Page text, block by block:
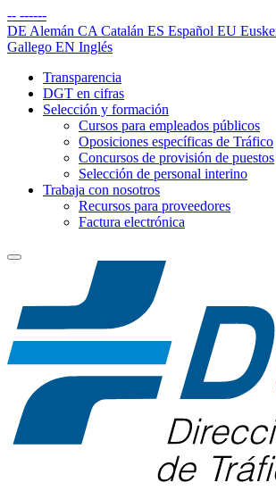
-- ------
DE Alemán CA Catalán ES Español EU
Gallego EN Inglés
Transparencia
DGT en cifras
Selección y formación
Cursos para empleados públicos
Oposiciones específicas de Tráfico
Concursos de provisión de puestos
Selección de personal interino
Trabaja con nosotros
Recursos para proveedores
Factura electrónica